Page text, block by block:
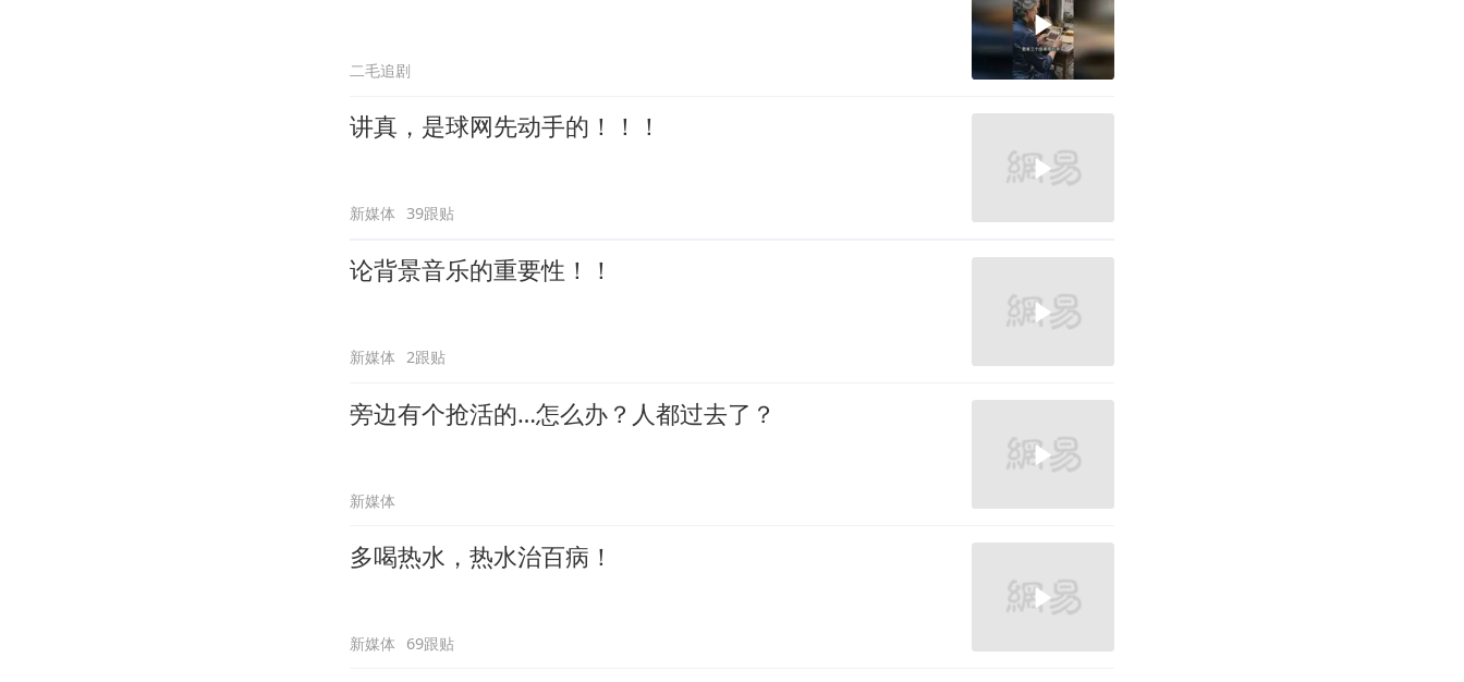
二毛追剧
讲真，是球网先动手的！！！
新媒体 39跟贴
论背景音乐的重要性！！
新媒体 2跟贴
旁边有个抢活的…怎么办？人都过去了？
新媒体
多喝热水，热水治百病！
新媒体 69跟贴